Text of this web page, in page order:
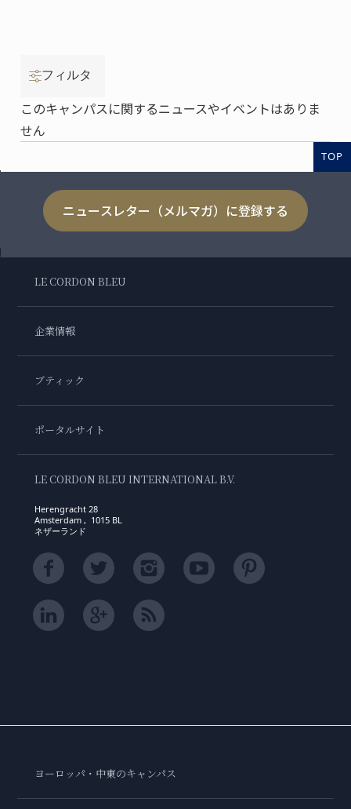
フィルタ
このキャンパスに関するニュースやイベントはありま
せん
TOP
ニュースレター（メルマガ）に登録する
LE CORDON BLEU
企業情報
ブティック
ポータルサイト
LE CORDON BLEU INTERNATIONAL B.V.
Herengracht 28
Amsterdam , 1015 BL
ネザーランド
ヨーロッパ・中東のキャンパス